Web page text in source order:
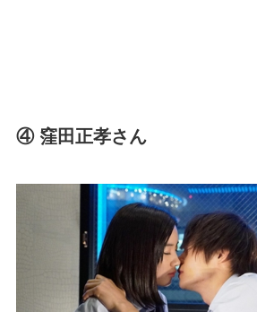
④ 窪田正孝さん